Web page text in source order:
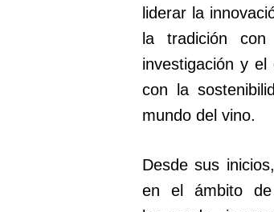
liderar la
la tradición
investigación y
con la
mundo del vino.
Desde sus
en el ámbito de